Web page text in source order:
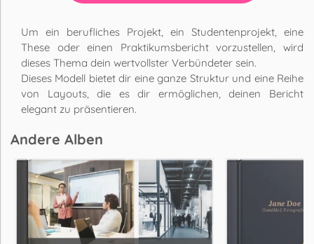
Um ein berufliches Projekt, ein Studentenprojekt, eine
These oder einen Praktikumsbericht vorzustellen, wird
dieses Thema dein wertvollster Verbündeter sein.
Dieses Modell bietet dir eine ganze Struktur und eine Reihe
von Layouts, die es dir ermöglichen, deinen Bericht
elegant zu präsentieren.
Andere Alben